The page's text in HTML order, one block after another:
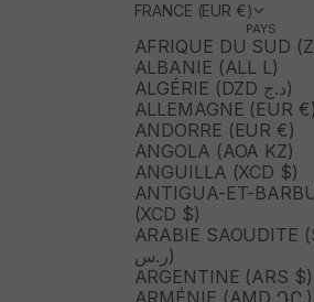
FRANCE (EUR €)
PAYS
AFRIQUE DU SUD
ALBANIE (ALL L)
ALGÉRIE (DZD د.ج)
ALLEMAGNE (EUR €)
ANDORRE (EUR €)
ANGOLA (AOA KZ)
ANGUILLA (XCD $)
ANTIGUA-ET-
(XCD $)
ARABIE SAOUDITE
ر.س)
ARGENTINE (ARS $)